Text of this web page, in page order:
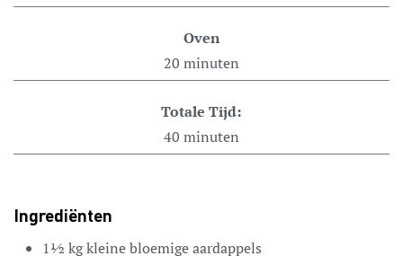
Oven
20 minuten
Totale Tijd:
40 minuten
Ingrediënten
1½ kgkleinebloemige aardappels